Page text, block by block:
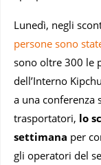
Lunedì, negli
persone sono
sono oltre 300 le
dell’Interno
a una conferenza
trasportatori, lo
settimana per
gli operatori del